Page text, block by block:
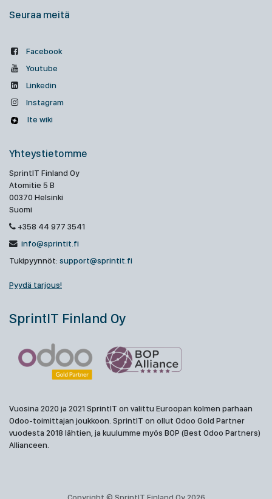
Seuraa meitä
Facebook
Youtube
Linkedin
Instagram
Ite wiki
Yhteystietomme
SprintIT Finland Oy
Atomitie 5 B
00370 Helsinki
Suomi
+358 44 977 3541
info@sprintit.fi
Tukipyynnöt: support@sprintit.fi
Pyydä tarjous!
SprintIT Finland Oy
Vuosina 2020 ja 2021 SprintIT on valittu Euroopan kolmen parhaan
Odoo-toimittajan joukkoon. SprintIT on ollut Odoo Gold Partner
vuodesta 2018 lähtien, ja kuulumme myös BOP (Best Odoo Partners)
Allianceen.
Copyright © SprintIT Finland Oy 2026